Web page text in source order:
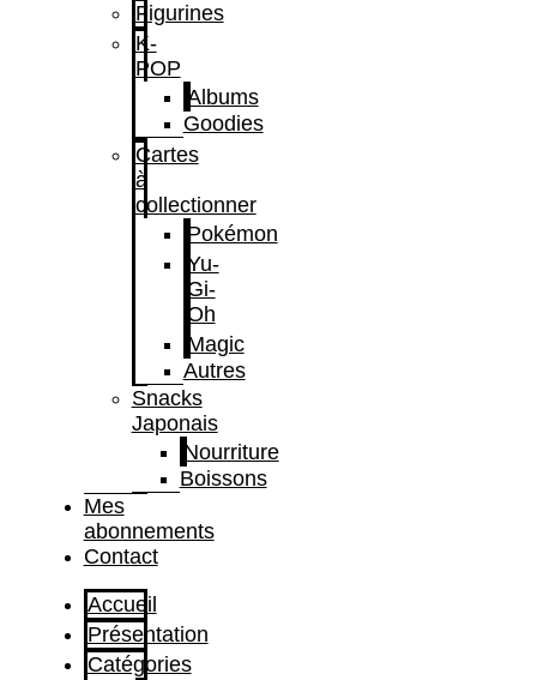
Figurines
K-
POP
Albums
Goodies
Cartes
à
collectionner
Pokémon
Yu-
Gi-
Oh
Magic
Autres
Snacks
Japonais
Nourriture
Boissons
Mes
abonnements
Contact
Accueil
Présentation
Catégories